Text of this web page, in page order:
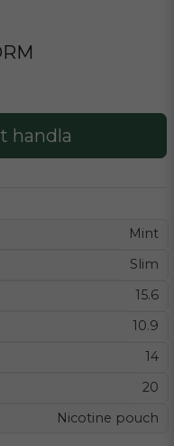
handla
Mint
Slim
15.6
10.9
14
20
Nicotine pouch